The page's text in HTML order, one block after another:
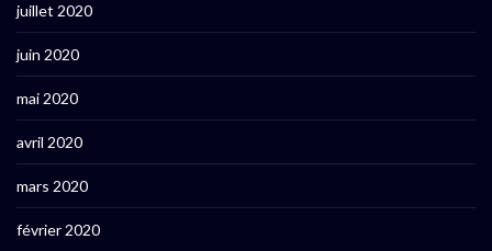
juillet 2020
juin 2020
mai 2020
avril 2020
mars 2020
février 2020